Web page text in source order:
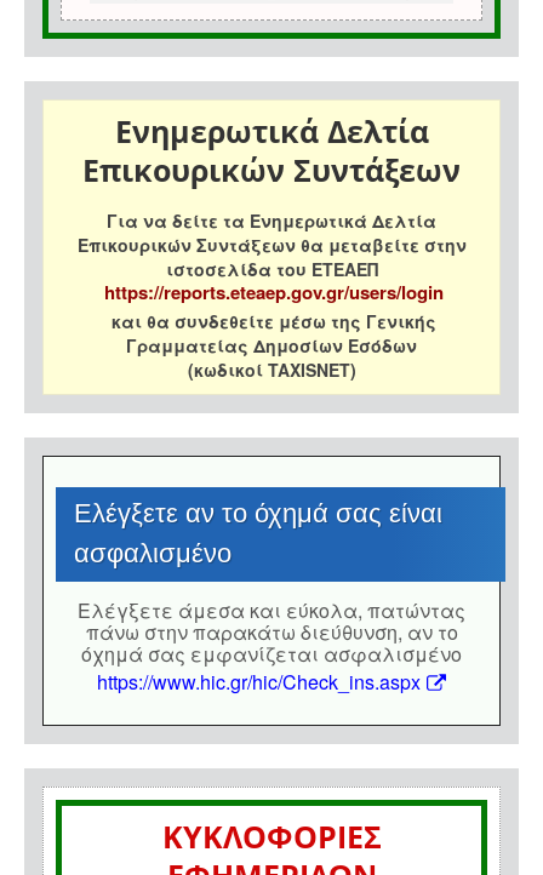
Ενημερωτικά Δελτία
Επικουρικών Συντάξεων
Για να δείτε τα Ενημερωτικά Δελτία
Επικουρικών Συντάξεων θα μεταβείτε στην
ιστοσελίδα του ΕΤΕΑΕΠ
https://reports.eteaep.gov.gr/users/login
και θα συνδεθείτε μέσω της Γενικής
Γραμματείας Δημοσίων Εσόδων
(κωδικοί TAXISNET)
Eλέγξετε αν το όχημά σας είναι
ασφαλισμένο
Eλέγξετε άμεσα και εύκολα, πατώντας
πάνω στην παρακάτω διεύθυνση, αν το
όχημά σας εμφανίζεται ασφαλισμένο
https://www.hic.gr/hic/Check_ins.aspx
ΚΥΚΛΟΦΟΡΙΕΣ